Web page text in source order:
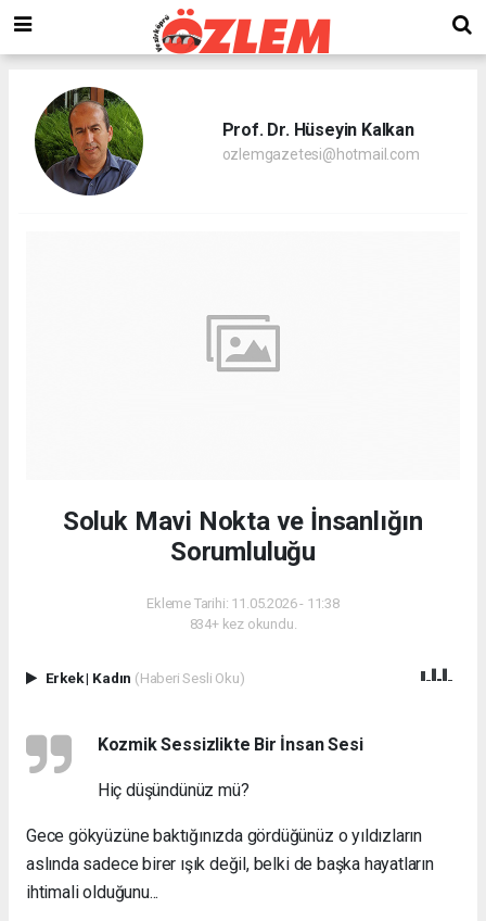
Prof. Dr. Hüseyin Kalkan
ozlemgazetesi@hotmail.com
Soluk Mavi Nokta ve İnsanlığın
Sorumluluğu
Ekleme Tarihi: 11.05.2026 - 11:38
834+ kez okundu.
Erkek| Kadın (Haberi Sesli Oku)
Kozmik Sessizlikte Bir İnsan Sesi
Hiç düşündünüz mü?
Gece gökyüzüne baktığınızda gördüğünüz o yıldızların
aslında sadece birer ışık değil, belki de başka hayatların
ihtimali olduğunu...